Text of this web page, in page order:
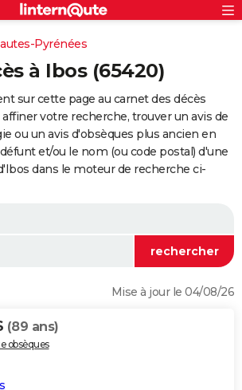
S'inscrire
Connexion
Pyrénées
à Ibos (65420)
sur cette page au carnet des décès
votre recherche, trouver un avis de
ou un avis d'obsèques plus ancien en
et/ou le nom (ou code postal) d'une
dans le moteur de recherche ci-
Mise à jour le 04/08/26
(89 ans)
obsèques